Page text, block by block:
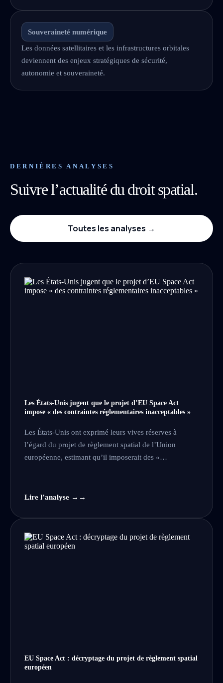
Souveraineté numérique
Les données satellitaires et les infrastructures orbitales
deviennent des enjeux stratégiques de sécurité,
autonomie et souveraineté.
DERNIÈRES ANALYSES
Suivre l’actualité du droit spatial.
Toutes les analyses →
Les États-Unis jugent que le projet d’EU Space Act
impose « des contraintes réglementaires inacceptables »
Les États-Unis ont exprimé leurs vives réserves à
l’égard du projet de règlement spatial de l’Union
européenne, estimant qu’il imposerait des «…
Lire l’analyse →
EU Space Act : décryptage du projet de règlement spatial
européen